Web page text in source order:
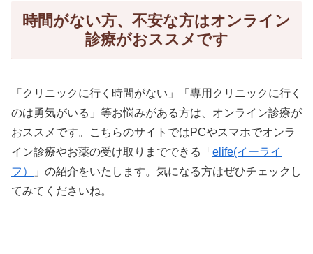
時間がない方、不安な方はオンライン
診療がおススメです
「クリニックに行く時間がない」「専用クリニックに行く
のは勇気がいる」等お悩みがある方は、オンライン診療が
おススメです。こちらのサイトではPCやスマホでオンラ
イン診療やお薬の受け取りまでできる「 elife(イーライ
フ）
」の紹介をいたします。気になる方はぜひチェックし
てみてくださいね。